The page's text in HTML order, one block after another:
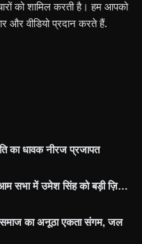
को शामिल करती है। हम आपको
और वीडियो प्रदान करते हैं.
का धावक नीरज प्रजापत
आम सभा में उमेश सिंह को बड़ी ज़ि…
समाज का अनूठा एकता संगम, जल